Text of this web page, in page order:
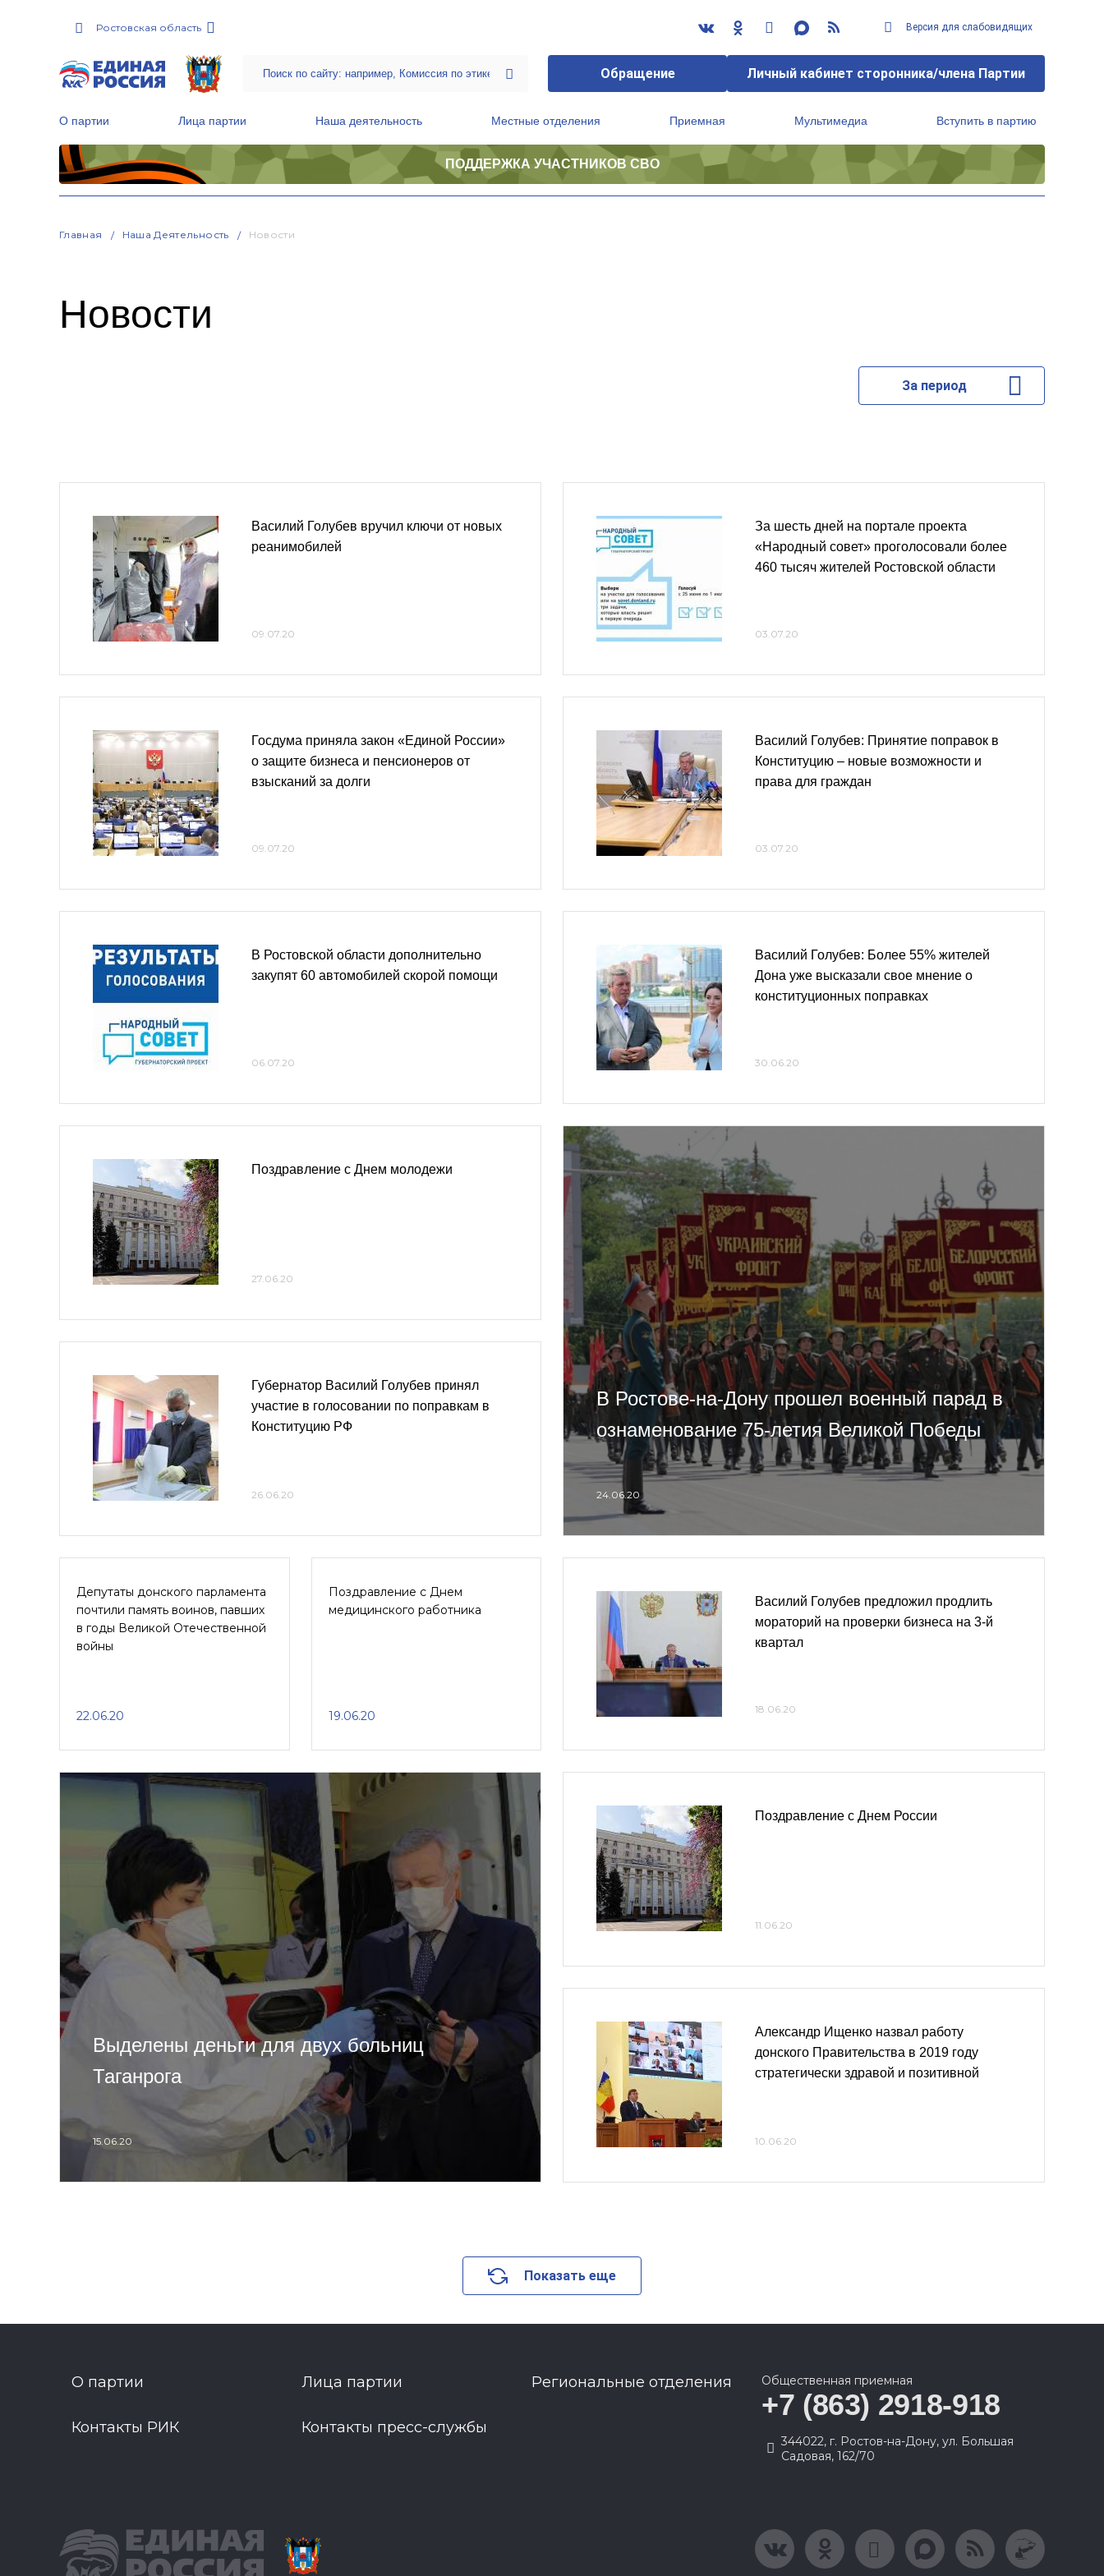
Ростовская область Версия для слабовидящих
Обращение Личный кабинет сторонника/члена Партии
О партии Лица партии Наша деятельность Местные отделения Приемная Мультимедиа Вступить в партию
ПОДДЕРЖКА УЧАСТНИКОВ СВО
Главная Наша Деятельность Новости
Новости
За период
Василий Голубев вручил ключи от новых
реанимобилей
09.07.20
Госдума приняла закон «Единой России»
о защите бизнеса и пенсионеров от
взысканий за долги
09.07.20
В Ростовской области дополнительно
закупят 60 автомобилей скорой помощи
06.07.20
За шесть дней на портале проекта
«Народный совет» проголосовали более
460 тысяч жителей Ростовской области
03.07.20
Василий Голубев: Принятие поправок в
Конституцию – новые возможности и
права для граждан
03.07.20
Василий Голубев: Более 55% жителей
Дона уже высказали свое мнение о
конституционных поправках
30.06.20
Поздравление с Днем молодежи
27.06.20
Губернатор Василий Голубев принял
участие в голосовании по поправкам в
Конституцию РФ
26.06.20
В Ростове-на-Дону прошел военный парад в
ознаменование 75-летия Великой Победы
24.06.20
Депутаты донского парламента
почтили память воинов, павших
в годы Великой Отечественной
войны
22.06.20
Поздравление с Днем
медицинского работника
19.06.20
Василий Голубев предложил продлить
мораторий на проверки бизнеса на 3-й
квартал
18.06.20
Выделены деньги для двух больниц
Таганрога
15.06.20
Поздравление с Днем России
11.06.20
Александр Ищенко назвал работу
донского Правительства в 2019 году
стратегически здравой и позитивной
10.06.20
Показать еще
О партии Лица партии Региональные отделения
Контакты РИК Контакты пресс-службы
Общественная приемная
+7 (863) 2918-918
344022, г. Ростов-на-Дону, ул. Большая
Садовая, 162/70